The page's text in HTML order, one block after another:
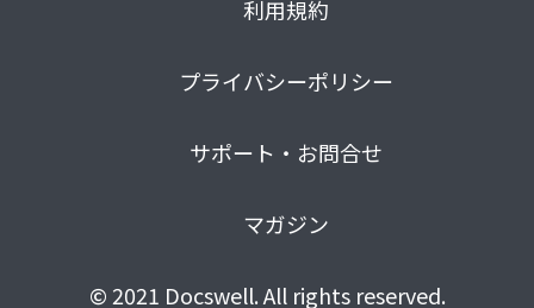
利用規約
プライバシーポリシー
サポート・お問合せ
マガジン
© 2021 Docswell. All rights reserved.